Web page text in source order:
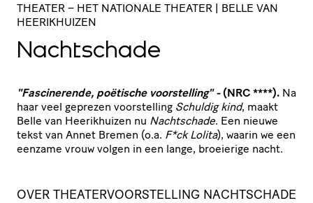
THEATER – HET NATIONALE THEATER | BELLE VAN
HEERIKHUIZEN
Nachtschade
"Fascinerende, poëtische voorstelling" -(NRC ****). Na
haar veel geprezen voorstelling Schuldig kind, maakt
Belle van Heerikhuizen nu Nachtschade. Een nieuwe
tekst van Annet Bremen (o.a. F*ck Lolita), waarin we een
eenzame vrouw volgen in een lange, broeierige nacht.
OVER THEATERVOORSTELLING NACHTSCHADE